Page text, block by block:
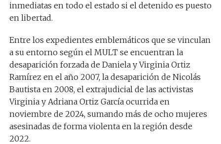
inmediatas en todo el estado si el detenido es puesto
en libertad.
Entre los expedientes emblemáticos que se vinculan
a su entorno según el MULT se encuentran la
desaparición forzada de Daniela y Virginia Ortiz
Ramírez en el año 2007, la desaparición de Nicolás
Bautista en 2008, el extrajudicial de las activistas
Virginia y Adriana Ortiz García ocurrida en
noviembre de 2024, sumando más de ocho mujeres
asesinadas de forma violenta en la región desde
2022.